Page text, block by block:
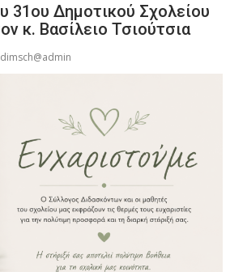
31ου Δημοτικού Σχολείου
κ. Βασίλειο Τσιούτσια